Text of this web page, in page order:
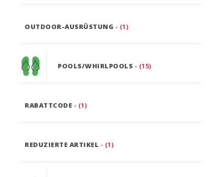
OUTDOOR-AUSRÜSTUNG - (1)
POOLS/WHIRLPOOLS - (15)
RABATTCODE - (1)
REDUZIERTE ARTIKEL - (1)